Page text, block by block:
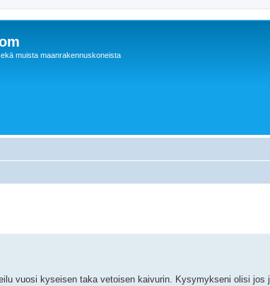
muista maanrakennuskoneista
vuosi kyseisen taka vetoisen kaivurin. Kysymykseni olisi jos